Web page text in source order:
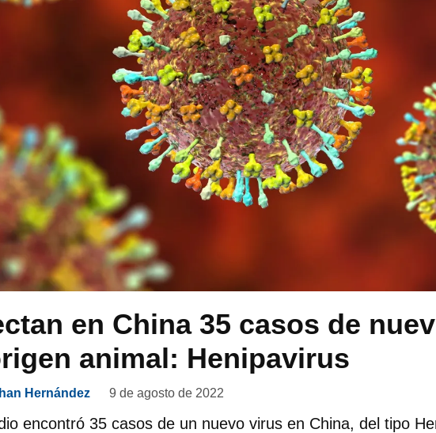
en China 35 casos de
animal: Henipavirus
Hernández 9 de agosto de 2022
encontró 35 casos de un nuevo virus en China, del tipo